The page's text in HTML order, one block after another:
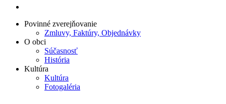
Povinné zverejňovanie
Zmluvy, Faktúry, Objednávky
O obci
Súčasnosť
História
Kultúra
Kultúra
Fotogaléria